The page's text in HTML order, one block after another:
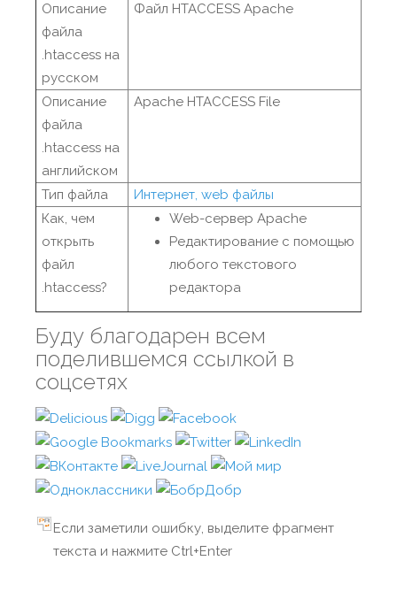
Описание
файла
.htaccess на
русском
Файл HTACCESS Apache
Описание
файла
.htaccess на
английском
Apache HTACCESS File
Тип файла
Интернет, web файлы
Как, чем
открыть
файл
.htaccess?
Web-сервер Apache
Редактирование с помощью
любого текстового
редактора
Буду благодарен всем
поделившемся ссылкой в
соцсетях
Если заметили ошибку, выделите фрагмент
текста и нажмите Ctrl+Enter